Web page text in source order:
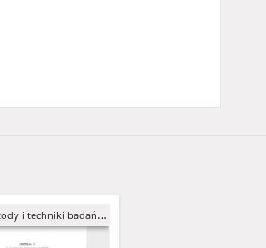
i techniki badań pedagogicznych